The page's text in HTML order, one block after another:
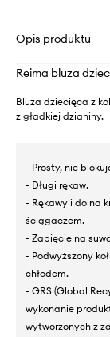
Opis produktu
Reima bluza
Bluza dziecięca z
z gładkiej dzianiny.
- Prosty, nie
- Długi rękaw.
- Rękawy i dolna
ściągaczem.
- Zapięcie na
- Podwyższony
chłodem.
- GRS (Global
wykonanie
wytworzonych z